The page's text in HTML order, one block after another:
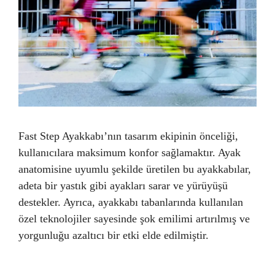
Fast Step Ayakkabı’nın tasarım ekipinin önceliği,
kullanıcılara maksimum konfor sağlamaktır. Ayak
anatomisine uyumlu şekilde üretilen bu ayakkabılar,
adeta bir yastık gibi ayakları sarar ve yürüyüşü
destekler. Ayrıca, ayakkabı tabanlarında kullanılan
özel teknolojiler sayesinde şok emilimi artırılmış ve
yorgunluğu azaltıcı bir etki elde edilmiştir.